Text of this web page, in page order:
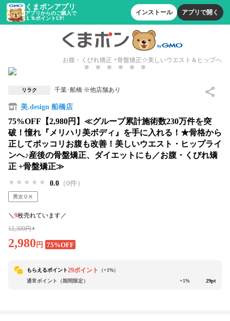
くまポンアプリ
アプリからのご購入で
１％ポイントUP!
インストール アプリで開く
お腹・くびれ矯正 +骨盤矯正☆美しいウエスト＆ヒップへ
リラク 千葉･船橋 ※他店舗あり
美.design 船橋店
75%OFF【2,980円】≪グループ累計施術数230万件を突
破！憧れ『メリハリ美ボディ』を手に入れる！★骨格から
正してポッコリお腹も改善！美しいウエスト・ヒップライ
ンへ♪産後の骨盤矯正、ダイエットにも／お腹・くびれ矯
正 +骨盤矯正≫
★★★★★
★★★★★
★★★★★ 0.0 （0件）
男女ＯＫ
＼ 9枚売れています／
12,300円
2,980 円 75%OFF
もらえるポイント29ポイント （+1%）
通常ポイント（期間限定）
+1% 29pt